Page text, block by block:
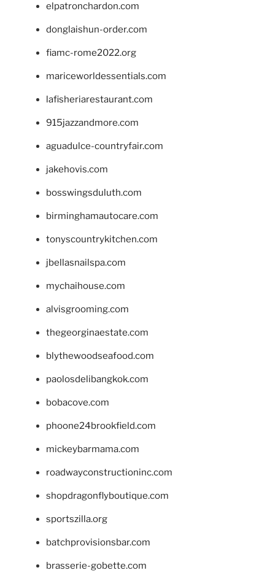
elpatronchardon.com
donglaishun-order.com
fiamc-rome2022.org
mariceworldessentials.com
lafisheriarestaurant.com
915jazzandmore.com
aguadulce-countryfair.com
jakehovis.com
bosswingsduluth.com
birminghamautocare.com
tonyscountrykitchen.com
jbellasnailspa.com
mychaihouse.com
alvisgrooming.com
thegeorginaestate.com
blythewoodseafood.com
paolosdelibangkok.com
bobacove.com
phoone24brookfield.com
mickeybarmama.com
roadwayconstructioninc.com
shopdragonflyboutique.com
sportszilla.org
batchprovisionsbar.com
brasserie-gobette.com